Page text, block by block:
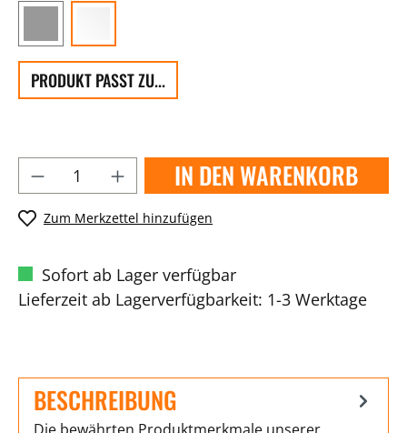
PRODUKT PASST ZU...
IN DEN WARENKORB
Zum Merkzettel hinzufügen
Sofort ab Lager verfügbar
Lieferzeit ab Lagerverfügbarkeit: 1-3 Werktage
BESCHREIBUNG
Die bewährten Produktmerkmale unserer